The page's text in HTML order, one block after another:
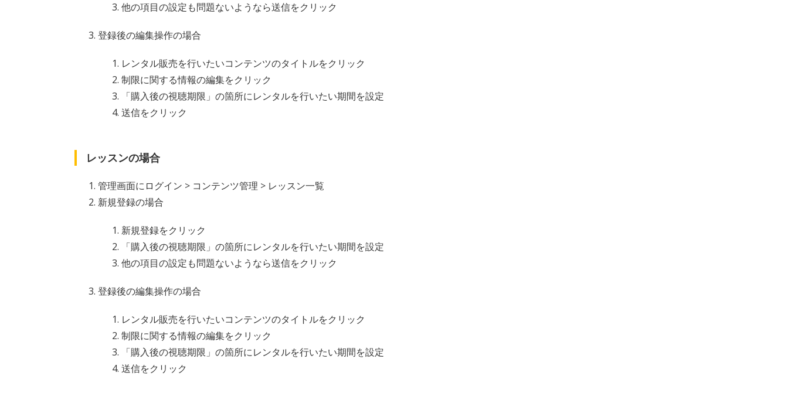
他の項目の設定も問題ないようなら送信をクリック
登録後の編集操作の場合
レンタル販売を行いたいコンテンツのタイトルをクリック
制限に関する情報の編集をクリック
「購入後の視聴期限」の箇所にレンタルを行いたい期間を設定
送信をクリック
レッスンの場合
管理画面にログイン > コンテンツ管理 > レッスン一覧
新規登録の場合
新規登録をクリック
「購入後の視聴期限」の箇所にレンタルを行いたい期間を設定
他の項目の設定も問題ないようなら送信をクリック
登録後の編集操作の場合
レンタル販売を行いたいコンテンツのタイトルをクリック
制限に関する情報の編集をクリック
「購入後の視聴期限」の箇所にレンタルを行いたい期間を設定
送信をクリック